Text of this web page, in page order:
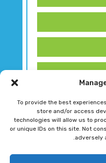
To provide the best
store and/or access
technologies will allow us to
or unique IDs on this site. Not
adversely